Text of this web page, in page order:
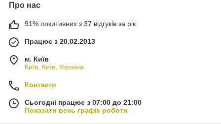
Про нас
91% позитивних з 37 відгуків за рік
Працює з 20.02.2013
м. Київ
Київ, Київ, Україна
Контакти
Сьогодні працює з 07:00 до 21:00
Показати весь графік роботи